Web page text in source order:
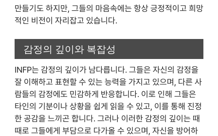
만들기도 하지만, 그들의 마음속에는 항상 긍정적이고 희망
적인 비전이 자리잡고 있습니다.
감정의 깊이와 복잡성
INFP는 감정의 깊이가 남다릅니다. 그들은 자신의 감정을
잘 이해하고 표현할 수 있는 능력을 가지고 있으며, 다른 사
람들의 감정에도 민감하게 반응합니다. 이로 인해 그들은
타인의 기분이나 상황을 쉽게 읽을 수 있고, 이를 통해 진정
한 공감을 느끼곤 합니다. 그러나 이러한 감정의 깊이는 때
때로 그들에게 부담으로 다가올 수 있으며, 자신을 방어하